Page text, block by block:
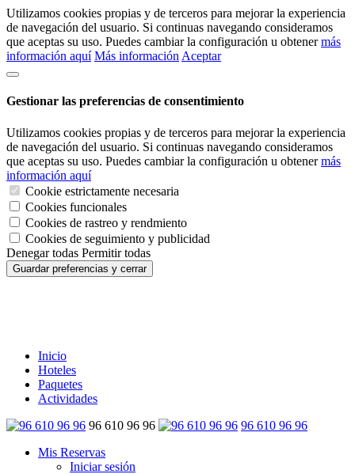
Utilizamos cookies propias y de terceros para mejorar la experiencia
de navegación del usuario. Si continuas navegando consideramos
que aceptas su uso. Puedes cambiar la configuración u obtenermás
información aquí Más información Aceptar
Gestionar las preferencias de consentimiento
Utilizamos cookies propias y de terceros para mejorar la experiencia
de navegación del usuario. Si continuas navegando consideramos
que aceptas su uso. Puedes cambiar la configuración u obtenermás
información aquí
Cookie estrictamente necesaria
Cookies funcionales
Cookies de rastreo y rendmiento
Cookies de seguimiento y publicidad
Denegar todas Permitir todas
Guardar preferencias y cerrar
Inicio
Hoteles
Paquetes
Actividades
96 610 96 96
96 610 96 96
Mis Reservas
Iniciar sesión